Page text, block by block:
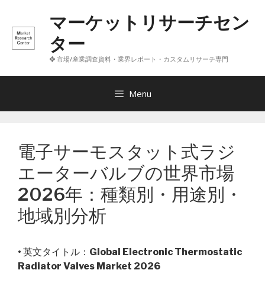
へ
マーケットリサーチセン
ター
❖ 市場/産業調査資料・業界レポート・カスタムリサーチ専門
Menu
電子サーモスタット式ラジ
エーターバルブの世界市場
2026年：種類別・用途別・
地域別分析
• 英文タイトル： Global Electronic Thermostatic
Radiator Valves Market 2026